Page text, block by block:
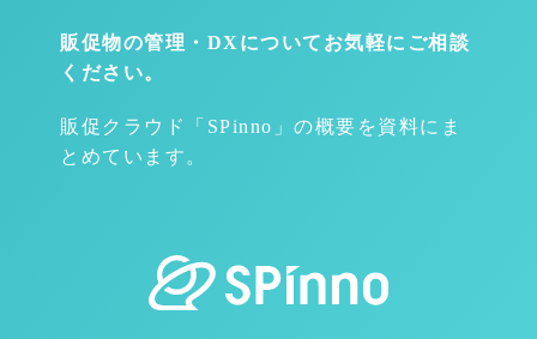
販促物の管理・DXについて お気軽にご相談
ください。
販促クラウド「SPinno」の概要を資料にま
とめています。